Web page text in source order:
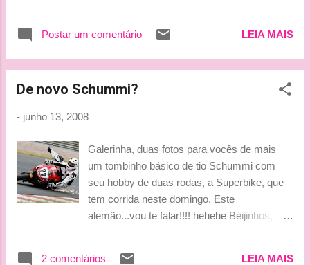
e Fernando Alonso, o primeiro está em 36º e o segundo em
43º. Os dois pilotos são os únicos representantes de seus
coisa hein? Poderosos estes nossos Octetes!!! hehehehehe
Postar um comentário LEIA MAIS
De novo Schummi?
- junho 13, 2008
Galerinha, duas fotos para vocês de mais
um tombinho básico de tio Schummi com
seu hobby de duas rodas, a Superbike, que
tem corrida neste domingo. Este
alemão...vou te falar!!!! hehehe Beijinhos,
2 comentários LEIA MAIS